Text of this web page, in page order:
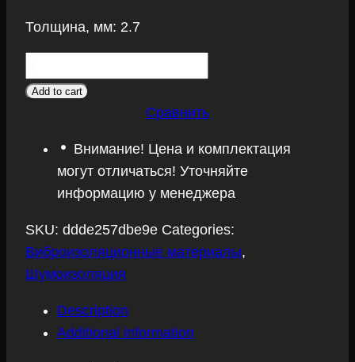
Толщина, мм: 2.7
материал
Joker
quantity
Add to cart
Сравнить
Внимание! Цена и комплектация
могут отличаться! Уточняйте
информацию у менеджера
SKU: ddde257dbe9e Categories:
Виброизоляционные материалы,
Шумоизоляция
Description
Additional information